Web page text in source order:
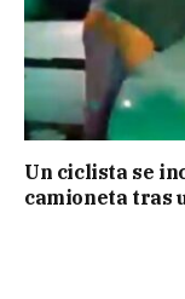
Un ciclista se
camioneta tras